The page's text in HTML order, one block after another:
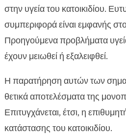
στην υγεία του κατοικιδίου.
συμπεριφορά είναι εμφανής στο
Προηγούμενα προβλήματα
έχουν μειωθεί ή εξαλειφθεί.
Η παρατήρηση αυτών των
θετικά αποτελέσματα της
Επιτυγχάνεται, έτσι, η
κατάστασης του κατοικιδίου.